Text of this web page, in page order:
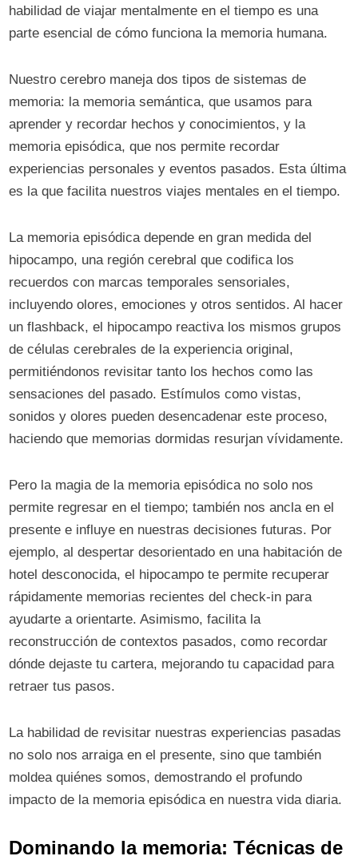
habilidad de viajar mentalmente en el tiempo es una
parte esencial de cómo funciona la memoria humana.
Nuestro cerebro maneja dos tipos de sistemas de
memoria: la memoria semántica, que usamos para
aprender y recordar hechos y conocimientos, y la
memoria episódica, que nos permite recordar
experiencias personales y eventos pasados. Esta última
es la que facilita nuestros viajes mentales en el tiempo.
La memoria episódica depende en gran medida del
hipocampo, una región cerebral que codifica los
recuerdos con marcas temporales sensoriales,
incluyendo olores, emociones y otros sentidos. Al hacer
un flashback, el hipocampo reactiva los mismos grupos
de células cerebrales de la experiencia original,
permitiéndonos revisitar tanto los hechos como las
sensaciones del pasado. Estímulos como vistas,
sonidos y olores pueden desencadenar este proceso,
haciendo que memorias dormidas resurjan vívidamente.
Pero la magia de la memoria episódica no solo nos
permite regresar en el tiempo; también nos ancla en el
presente e influye en nuestras decisiones futuras. Por
ejemplo, al despertar desorientado en una habitación de
hotel desconocida, el hipocampo te permite recuperar
rápidamente memorias recientes del check-in para
ayudarte a orientarte. Asimismo, facilita la
reconstrucción de contextos pasados, como recordar
dónde dejaste tu cartera, mejorando tu capacidad para
retraer tus pasos.
La habilidad de revisitar nuestras experiencias pasadas
no solo nos arraiga en el presente, sino que también
moldea quiénes somos, demostrando el profundo
impacto de la memoria episódica en nuestra vida diaria.
Dominando la memoria: Técnicas de